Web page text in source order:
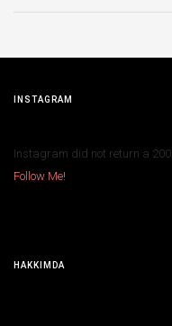
INSTAGRAM
Instagram did not return a 200.
Follow Me!
HAKKIMDA